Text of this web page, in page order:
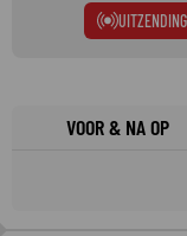
VOOR & NA OP